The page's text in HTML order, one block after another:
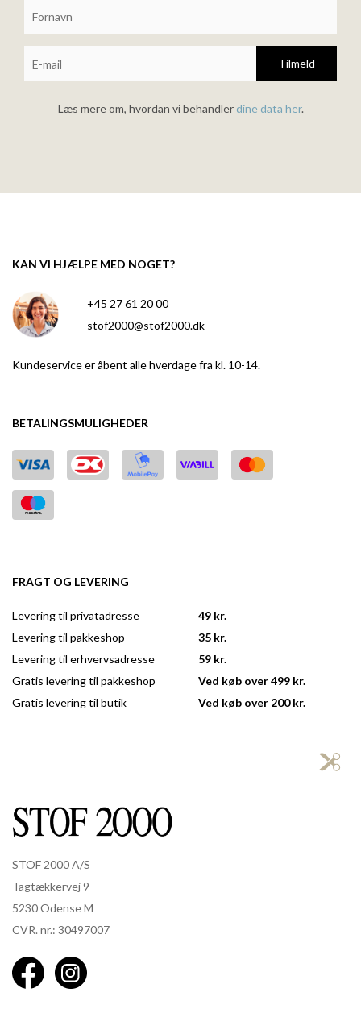
Tilmeld
Læs mere om, hvordan vi behandlerdine data her.
KAN VI HJÆLPE MED NOGET?
+45 27 61 20 00
stof2000@stof2000.dk
Kundeservice er åbent alle hverdage fra kl. 10-14.
BETALINGSMULIGHEDER
FRAGT OG LEVERING
Levering til privatadresse
Levering til pakkeshop
Levering til erhvervsadresse
Gratis levering til pakkeshop
Gratis levering til butik
49 kr.
35 kr.
59 kr.
Ved køb over 499 kr.
Ved køb over 200 kr.
STOF 2000 A/S
Tagtækkervej 9
5230 Odense M
CVR. nr.: 30497007